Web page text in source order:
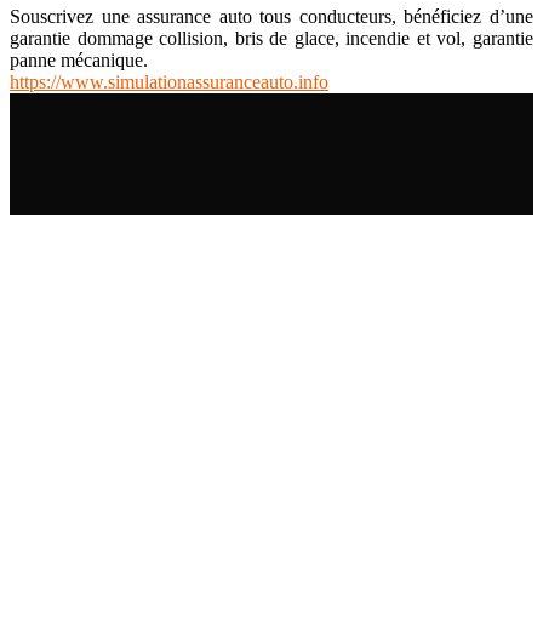
Souscrivez une assurance auto tous conducteurs, bénéficiez d’une
garantie dommage collision, bris de glace, incendie et vol, garantie
panne mécanique.
https://www.simulationassuranceauto.info